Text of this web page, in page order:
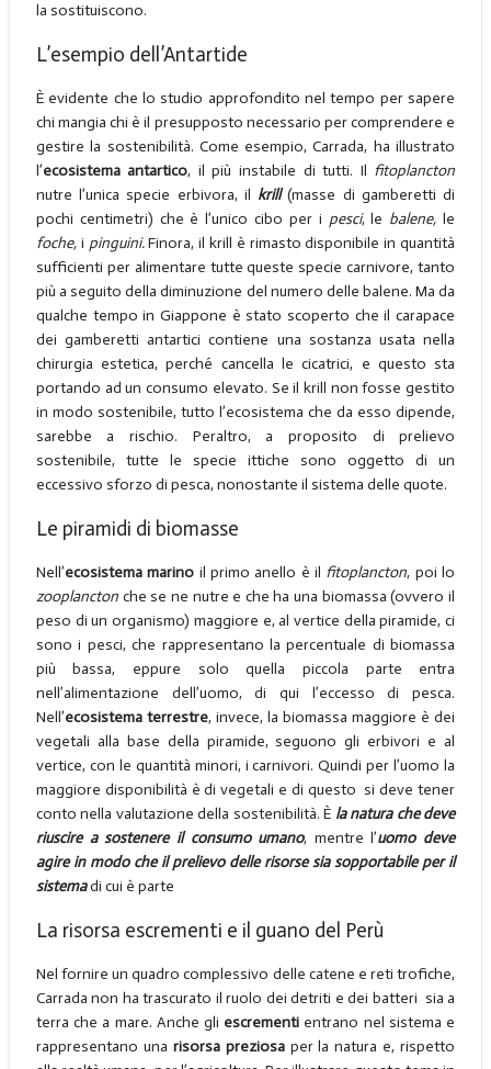
la sostituiscono.
L’esempio dell’Antartide
È evidente che lo studio approfondito nel tempo per sapere
chi mangia chi è il presupposto necessario per comprendere e
gestire la sostenibilità. Come esempio, Carrada, ha illustrato
l’ecosistema antartico, il più instabile di tutti. Il fitoplancton
nutre l’unica specie erbivora, il krill(masse di gamberetti di
pochi centimetri) che è l’unico cibo per i pesci, le balene,le
foche,i pinguini.Finora, il krill è rimasto disponibile in quantità
sufficienti per alimentare tutte queste specie carnivore, tanto
più a seguito della diminuzione del numero delle balene. Ma da
qualche tempo in Giappone è stato scoperto che il carapace
dei gamberetti antartici contiene una sostanza usata nella
chirurgia estetica, perché cancella le cicatrici, e questo sta
portando ad un consumo elevato. Se il krill non fosse gestito
in modo sostenibile, tutto l’ecosistema che da esso dipende,
sarebbe a rischio. Peraltro, a proposito di prelievo
sostenibile, tutte le specie ittiche sono oggetto di un
eccessivo sforzo di pesca, nonostante il sistema delle quote.
Le piramidi di biomasse
Nell’ecosistema marino il primo anello è il fitoplancton, poi lo
zooplanctonche se ne nutre e che ha una biomassa (ovvero il
peso di un organismo) maggiore e, al vertice della piramide, ci
sono i pesci, che rappresentano la percentuale di biomassa
più bassa, eppure solo quella piccola parte entra
nell’alimentazione dell’uomo, di qui l’eccesso di pesca.
Nell’ecosistema terrestre, invece, la biomassa maggiore è dei
vegetali alla base della piramide, seguono gli erbivori e al
vertice, con le quantità minori, i carnivori. Quindi per l’uomo la
maggiore disponibilità è di vegetali e di questo si deve tener
conto nella valutazione della sostenibilità. È la natura che deve
riuscire a sostenere il consumo umano, mentre l’uomo deve
agire in modo che il prelievo delle risorse sia sopportabile per il
sistemadi cui è parte
La risorsa escrementi e il guano del Perù
Nel fornire un quadro complessivo delle catene e reti trofiche,
Carrada non ha trascurato il ruolo dei detriti e dei batteri sia a
terra che a mare. Anche gli escrementi entrano nel sistema e
rappresentano una risorsa preziosaper la natura e, rispetto